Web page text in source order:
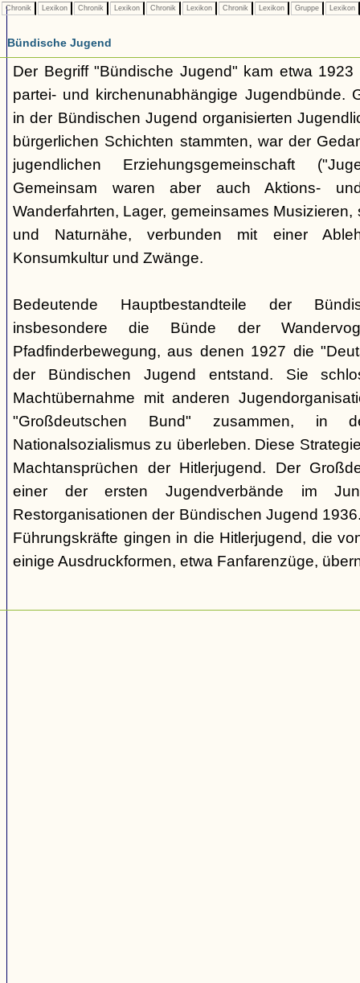
Chronik Lexikon Chronik Lexikon Chronik Lexikon Chronik Lexikon Gruppe Lexikon
Bündische Jugend
Der Begriff "Bündische Jugend" kam etwa
partei- und kirchenunabhängige Jugendbünde.
in der Bündischen Jugend organisierten
bürgerlichen Schichten stammten, war der
jugendlichen Erziehungsgemeinschaft
Gemeinsam waren aber auch Aktions-
Wanderfahrten, Lager, gemeinsames
und Naturnähe, verbunden mit einer
Konsumkultur und Zwänge.
Bedeutende Hauptbestandteile der
insbesondere die Bünde der
Pfadfinderbewegung, aus denen 1927 die
der Bündischen Jugend entstand. Sie
Machtübernahme mit anderen
"Großdeutschen Bund" zusammen,
Nationalsozialismus zu überleben. Diese
Machtansprüchen der Hitlerjugend. Der
einer der ersten Jugendverbände im
Restorganisationen der Bündischen Jugend
Führungskräfte gingen in die Hitlerjugend, die
einige Ausdruckformen, etwa Fanfarenzüge,